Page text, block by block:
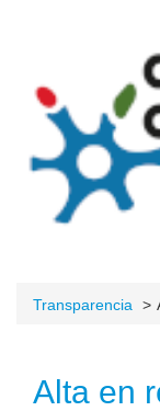
Transparencia
Alta en